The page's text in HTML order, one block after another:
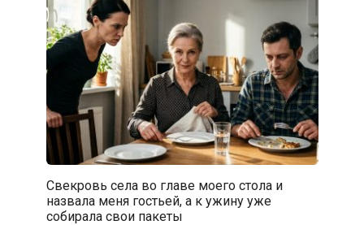
Свекровь села во главе моего стола и
назвала меня гостьей, а к ужину уже
собирала свои пакеты